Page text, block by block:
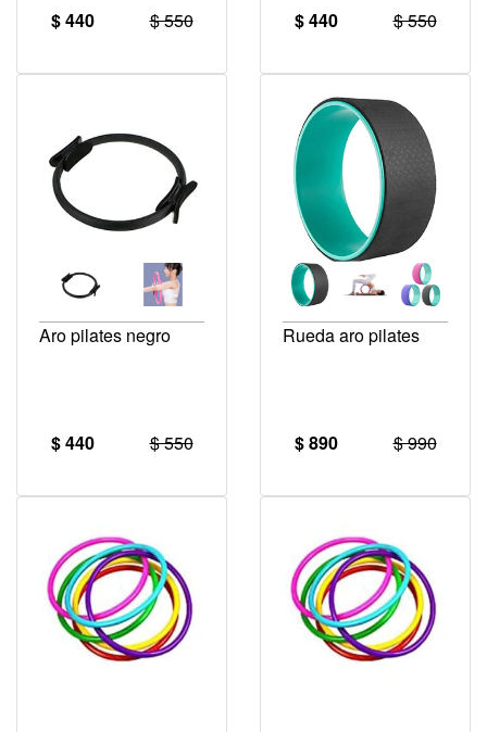
$ 440 $ 550 $ 440 $ 550
Aro pilates negro
$ 440 $ 550
Rueda aro pilates
$ 890 $ 990